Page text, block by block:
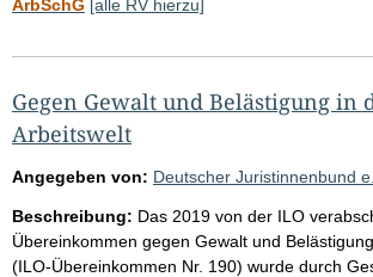
ArbSchG [alle RV hierzu]
Gegen Gewalt und Belästigung in
Arbeitswelt
Angegeben von: Deutscher Juristinnenbund
Beschreibung: Das 2019 von der ILO
Übereinkommen gegen Gewalt und
(ILO-Übereinkommen Nr. 190) wurde durch